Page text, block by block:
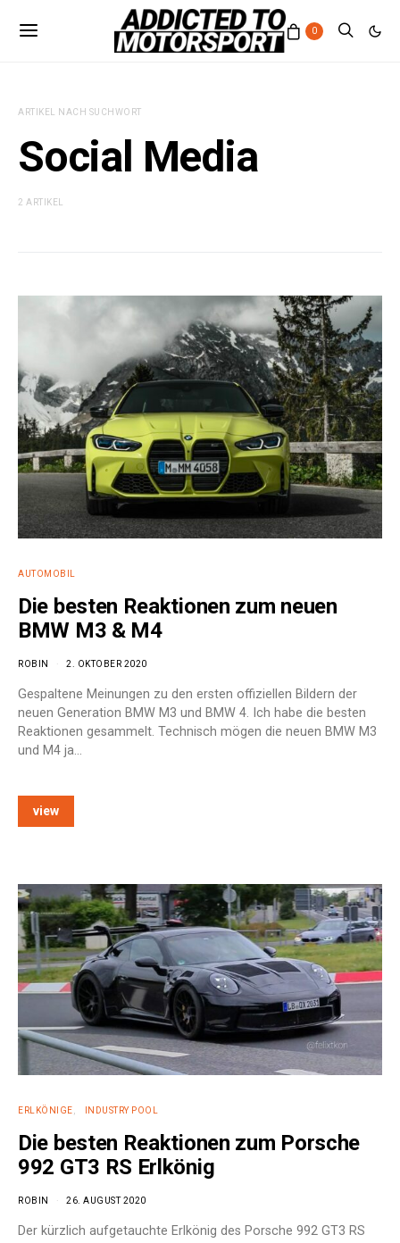
0
ARTIKEL NACH SUCHWORT
Social Media
2 ARTIKEL
AUTOMOBIL
Die besten Reaktionen zum neuen
BMW M3 & M4
ROBIN 2. OKTOBER 2020
Gespaltene Meinungen zu den ersten offiziellen Bildern der
neuen Generation BMW M3 und BMW 4. Ich habe die besten
Reaktionen gesammelt. Technisch mögen die neuen BMW M3
und M4 ja…
view
ERLKÖNIGE INDUSTRY POOL
Die besten Reaktionen zum Porsche
992 GT3 RS Erlkönig
ROBIN 26. AUGUST 2020
Der kürzlich aufgetauchte Erlkönig des Porsche 992 GT3 RS